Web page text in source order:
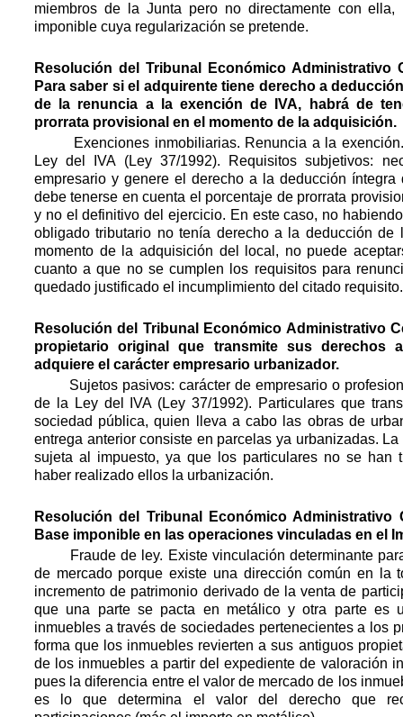
miembros de la Junta pero no directamente con
imponible cuya regularización se pretende. 
Resolución del Tribunal Económico Administrativo
Para saber si el adquirente tiene derecho a
de la renuncia a la exención de IVA, habrá de
prorrata provisional en el momento de la adquisición.
Exenciones inmobiliarias. Renuncia a la exención.
Ley del IVA (Ley 37/1992). Requisitos subjetivos:
empresario y genere el derecho a la deducción
debe tenerse en cuenta el porcentaje de prorrata
y no el definitivo del ejercicio. En este caso, no
obligado tributario no tenía derecho a la deducción de
momento de la adquisición del local, no puede
cuanto a que no se cumplen los requisitos para
quedado justificado el incumplimiento del citado requisito.
Resolución del Tribunal Económico Administrativo
propietario original que transmite sus derechos
adquiere el carácter empresario urbanizador.
Sujetos pasivos: carácter de empresario o
de la Ley del IVA (Ley 37/1992). Particulares que
sociedad pública, quien lleva a cabo las obras de
entrega anterior consiste en parcelas ya urbanizadas.
sujeta al impuesto, ya que los particulares no se han
haber realizado ellos la urbanización.
Resolución del Tribunal Económico Administrativo
Base imponible en las operaciones vinculadas en el
Fraude de ley. Existe vinculación determinante
de mercado porque existe una dirección común en la
incremento de patrimonio derivado de la venta de
que una parte se pacta en metálico y otra parte es
inmuebles a través de sociedades pertenecientes a los
forma que los inmuebles revierten a sus antiguos
de los inmuebles a partir del expediente de valoración
pues la diferencia entre el valor de mercado de los
es lo que determina el valor del derecho que